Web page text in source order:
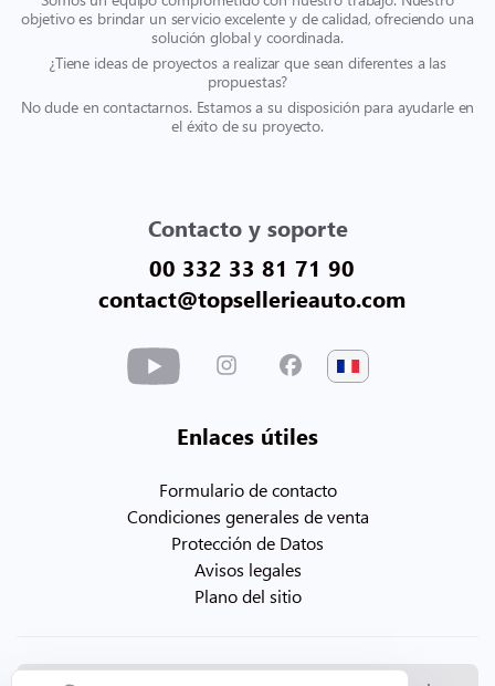
objetivo es brindar un servicio excelente y de calidad, ofreciendo una
solución global y coordinada.
¿Tiene ideas de proyectos a realizar que sean diferentes a las
propuestas?
No dude en contactarnos. Estamos a su disposición para ayudarle en
el éxito de su proyecto.
Contacto y soporte
00 332 33 81 71 90
contact@topsellerieauto.com
Enlaces útiles
Formulario de contacto
Condiciones generales de venta
Protección de Datos
Avisos legales
Plano del sitio